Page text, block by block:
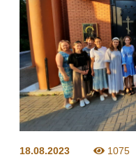
18.08.2023 1075